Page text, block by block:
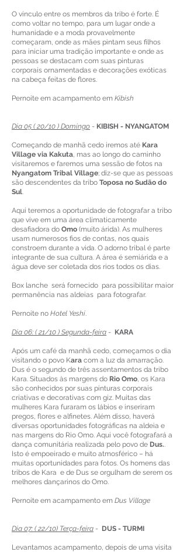
O vínculo entre os membros da tribo é forte. É
como voltar no tempo, para um lugar onde a
humanidade e a moda provavelmente
começaram, onde as mães pintam seus filhos
para iniciar uma tradição importante e onde as
pessoas se destacam com suas pinturas
corporais ornamentadas e decorações exóticas
na cabeça feitas de flores.
Pernoite em acampamento em Kibish
Dia 05 ( 20/10 ) Domingo - KIBISH - NYANGATOM
Começando de manhã cedo iremos até Kara
Village via Kakuta, mas ao longo do caminho
visitaremos e faremos uma sessão de fotos na
Nyangatom Tribal Village; diz-se que as pessoas
são descendentes da tribo Toposa no Sudão do
Sul.
Aqui teremos a oportunidade de fotografar a tribo
que vive em uma área climaticamente
desafiadora do Omo (muito árida). As mulheres
usam numerosos fios de contas, nos quais
constroem durante a vida. O adorno tribal é parte
integrante de sua cultura. A área é semiárida e a
água deve ser coletada dos rios todos os dias.
Box lanche será fornecido para possibilitar maior
permanência nas aldeias para fotografar.
Pernoite no Hotel Yeshi.
Dia 06: ( 21/10 ) Segunda-feira - KARA
Após um café da manhã cedo, começamos o dia
visitando o povo Kara com a luz da amarração.
Dus é o segundo de três assentamentos da tribo
Kara. Situados às margens do Rio Omo, os Kara
são conhecidos por suas pinturas corporais
criativas e decorativas com giz. Muitas das
mulheres Kara furaram os lábios e inseriram
pregos, flores e alfinetes. Além disso, haverá
diversas oportunidades fotográficas na aldeia e
nas margens do Rio Omo. Aqui você fotografará a
dança comunitária realizada pelo povo de Dus..
Isto é empoeirado e muito atmosférico – há
muitas oportunidades para fotos. Os homens das
tribos de Kara e de Dus se orgulham de serem os
melhores dançarinos do Omo.
Pernoite em acampamento em Dus Village
Dia 07: ( 22/10) Terça-feira - DUS - TURMI
Levantamos acampamento, depois de uma visita